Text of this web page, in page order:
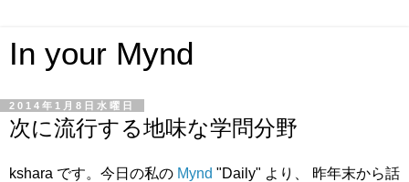
In your Mynd
2014年1月8日水曜日
次に流行する地味な学問分野
kshara です。今日の私の Mynd "Daily" より、 昨年末から話